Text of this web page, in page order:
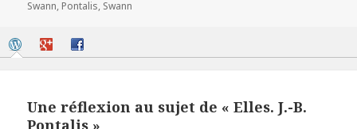
le
Swann, Pontalis, Swann
Une réflexion au sujet de « Elles. J.-B.
Pontalis »